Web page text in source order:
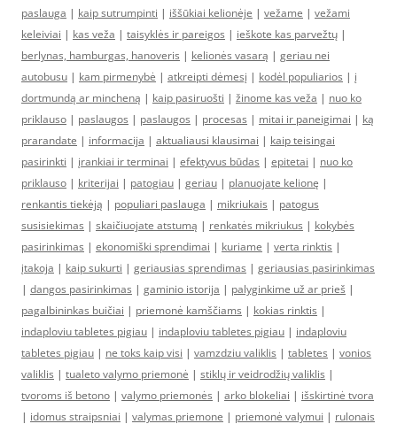
paslauga | kaip sutrumpinti | iššūkiai kelionėje | vežame | vežami
keleiviai | kas veža | taisyklės ir pareigos | ieškote kas parvežtų |
berlynas, hamburgas, hanoveris | kelionės vasarą | geriau nei
autobusu | kam pirmenybė | atkreipti dėmesį | kodėl populiarios | į
dortmundą ar mincheną | kaip pasiruošti | žinome kas veža | nuo ko
priklauso | paslaugos | paslaugos | procesas | mitai ir paneigimai | ką
prarandate | informacija | aktualiausi klausimai | kaip teisingai
pasirinkti | įrankiai ir terminai | efektyvus būdas | epitetai | nuo ko
priklauso | kriterijai | patogiau | geriau | planuojate kelionę |
renkantis tiekėją | populiari paslauga | mikriukais | patogus
susisiekimas | skaičiuojate atstumą | renkatės mikriukus | kokybės
pasirinkimas | ekonomiški sprendimai | kuriame | verta rinktis |
įtakoja | kaip sukurti | geriausias sprendimas | geriausias pasirinkimas
| dangos pasirinkimas | gaminio istorija | palyginkime už ar prieš |
pagalbininkas buičiai | priemonė kamščiams | kokias rinktis |
indaploviu tabletes pigiau | indaploviu tabletes pigiau | indaploviu
tabletes pigiau | ne toks kaip visi | vamzdziu valiklis | tabletes | vonios
valiklis | tualeto valymo priemonė | stiklų ir veidrodžių valiklis |
tvoroms iš betono | valymo priemonės | arko blokeliai | išskirtinė tvora
| idomus straipsniai | valymas priemone | priemonė valymui | rulonais